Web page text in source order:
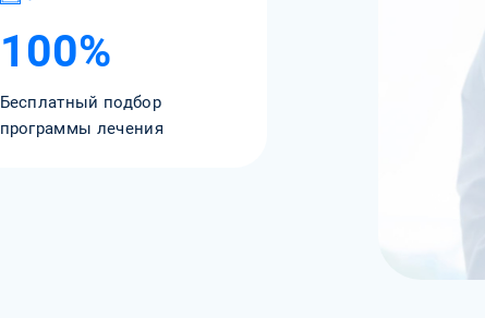
100%
Бесплатный подбор
программы лечения